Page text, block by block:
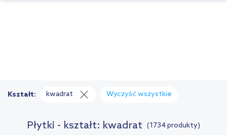
Płytki - kształt: kwadrat (1734 produkty)
Kształt: kwadrat Wyczyść wszystkie